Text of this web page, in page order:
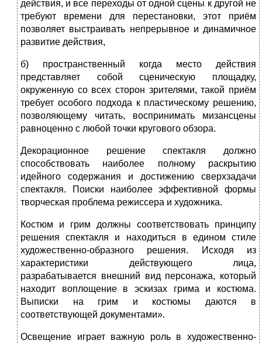
действия, и все переходы от одной сцены к другой не
требуют времени для перестановки, этот приём
позволяет выстраивать непрерывное и динамичное
развитие действия,
б) пространственный когда место действия
представляет собой сценическую площадку,
окруженную со всех сторон зрителями, такой приём
требует особого подхода к пластическому решению,
позволяющему читать, воспринимать мизансцены
равноценно с любой точки кругового обзора.
Декорационное решение спектакля должно
способствовать наиболее полному раскрытию
идейного содержания и достижению сверхзадачи
спектакля. Поиски наиболее эффективной формы
творческая проблема режиссера и художника.
Костюм и грим должны соответствовать принципу
решения спектакля и находиться в едином стиле
художественно-образного решения. Исходя из
характеристики действующего лица,
разрабатывается внешний вид персонажа, который
находит воплощение в эскизах грима и костюма.
Выписки на грим и костюмы даются в
соответствующей документами».
Освещение играет важную роль в художественно-